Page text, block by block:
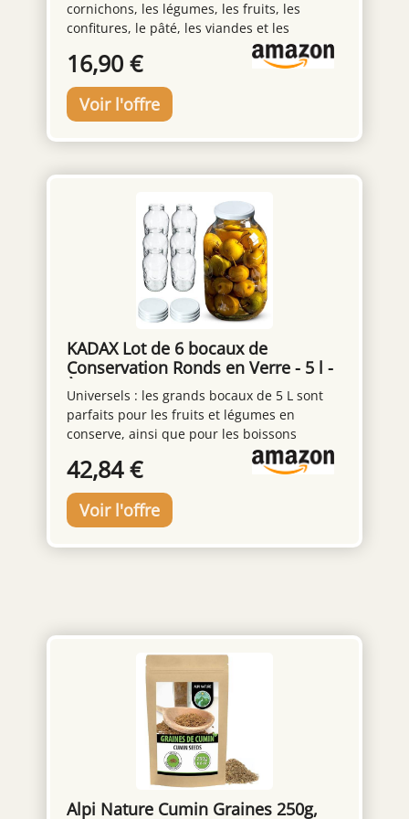
cornichons, les légumes, les fruits, les
confitures, le pâté, les viandes et les
aliments gras, le vide peut être conservé
longtemps dans les bocaux grâce au crochet
robuste et au sceau de qualité La durée de
vie moyenne des aliments emballés sous
vide varie de 3 à 6 ans Pour un usage
domestique et professionnel, des joints de
tescoma Fabriqué en Allemagne
16,90 €
KADAX Lot de 6 bocaux de
Conservation Ronds en Verre - 5 l -
À insérer avec Couvercle à Visser -
pour Confiture, Conserve,
Conserve, etc. - Blanc
Universels : les grands bocaux de 5 L sont
parfaits pour les fruits et légumes en
conserve, ainsi que pour les boissons
alcoolisées. Nos bocaux en verre avec
couvercles à visser ont également fait leurs
preuves pour remplir des concombres et
préparer des jus, des liqueurs de fruits et
des confitures. Résistant : les bocaux pour
boissons sont fabriqués avec un verre épais.
produits. Sans danger pour les aliments :
nos grands bocaux de liqueurs sont sans
danger pour les aliments et sans danger
pour la santé. Les bocaux avec couvercles
filetés sont faciles à nettoyer et passent au
lave-vaisselle. Esthétique : les grands
bocaux avec couvercles à visser de 5000 ml
ont un motif de fruits pressés qui les
42,84 €
Alpi Nature Cumin Graines 250g,